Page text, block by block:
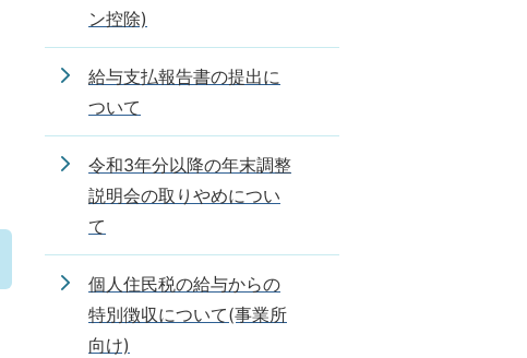
ン控除)
給与支払報告書の提出に
ついて
令和3年分以降の年末調整
説明会の取りやめについ
て
個人住民税の給与からの
特別徴収について(事業所
向け)